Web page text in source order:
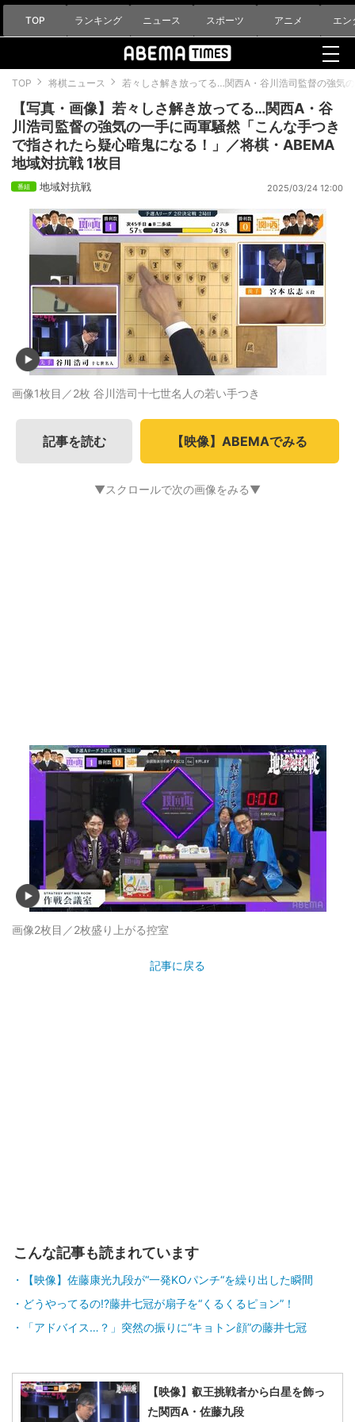
TOP ランキング ニュース スポーツ アニメ エン
TOP 将棋ニュース 若々しさ解き放ってる…関西A・谷川浩司監督の強気
【写真・画像】若々しさ解き放ってる…関西A・谷
川浩司監督の強気の一手に両軍騒然「こんな手つき
で指されたら疑心暗鬼になる！」／将棋・ABEMA
地域対抗戦 1枚目
地域対抗戦 2025/03/24 12:00
画像1枚目／2枚 谷川浩司十七世名人の若い手つき
記事を読む 【映像】ABEMAでみる
▼スクロールで次の画像をみる▼
画像2枚目／2枚盛り上がる控室
記事に戻る
こんな記事も読まれています
【映像】佐藤康光九段が“一発KOパンチ“を繰り出した瞬間
どうやってるの!?藤井七冠が扇子を“くるくるピョン”！
「アドバイス…？」突然の振りに“キョトン顔”の藤井七冠
【映像】叡王挑戦者から白星を飾っ
た関西A・佐藤九段